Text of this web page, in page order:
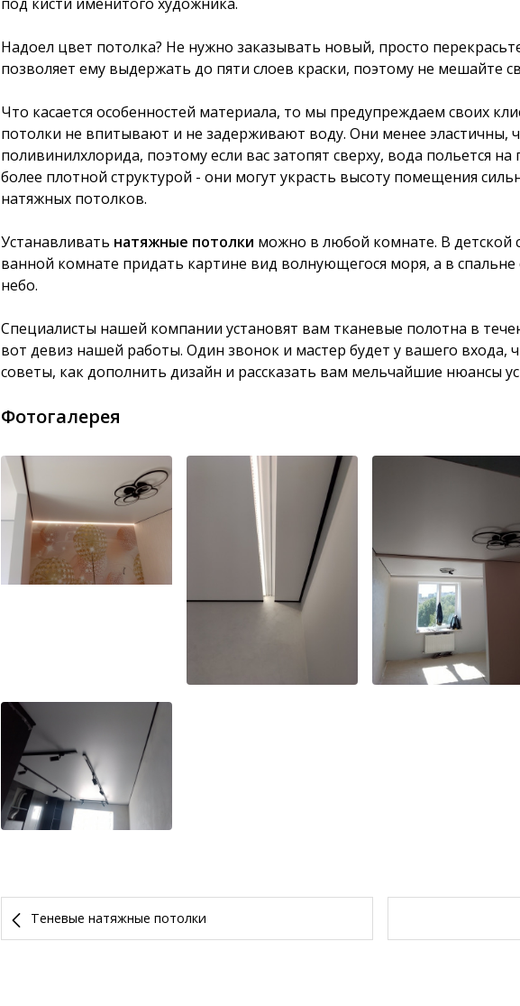
Надоел цвет потолка? Не нужно заказывать новый, просто
позволяет ему выдержать до пяти слоев краски, поэтому не мешайте
Что касается особенностей материала, то мы предупреждаем своих
потолки не впитывают и не задерживают воду. Они менее эластичны,
поливинилхлорида, поэтому если вас затопят сверху, вода польется на
более плотной структурой - они могут украсть высоту помещения
натяжных потолков.
Устанавливать натяжные потолки можно в любой комнате. В детской
ванной комнате придать картине вид волнующегося моря, а в спальне
небо.
Специалисты нашей компании установят вам тканевые полотна в
вот девиз нашей работы. Один звонок и мастер будет у вашего входа,
советы, как дополнить дизайн и рассказать вам мельчайшие нюансы
Фотогалерея
Теневые натяжные потолки